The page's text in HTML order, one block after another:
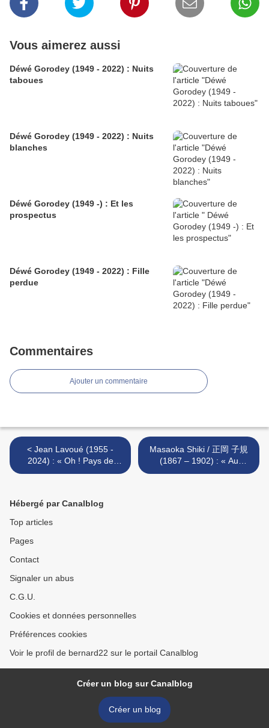
Vous aimerez aussi
Déwé Gorodey (1949 - 2022) : Nuits
taboues
Déwé Gorodey (1949 - 2022) : Nuits
blanches
Déwé Gorodey (1949 -) : Et les
prospectus
Déwé Gorodey (1949 - 2022) : Fille
perdue
Commentaires
Ajouter un commentaire
< Jean Lavoué (1955 -
2024) : « Oh ! Pays de
naissance... »
Masaoka Shiki / 正岡 子規
(1867 – 1902) : « Au
Bouddha... » >
Hébergé par Canalblog
Top articles
Pages
Contact
Signaler un abus
C.G.U.
Cookies et données personnelles
Préférences cookies
Voir le profil de bernard22 sur le portail Canalblog
Créer un blog sur Canalblog
Créer un blog